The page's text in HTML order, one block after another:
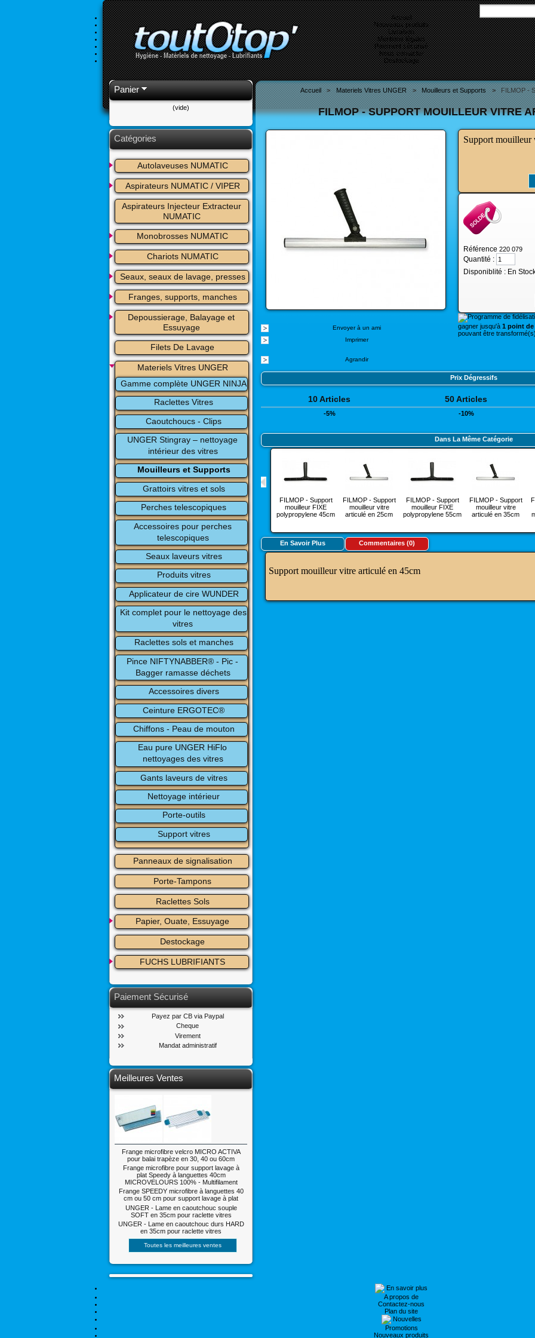
Accueil
Nouveaux produits
Livraison
Mentions légales
Paiement sécurisé
Nous contacter
Destockage
Panier
(vide)
Catégories
Autolaveuses NUMATIC
Aspirateurs NUMATIC / VIPER
Aspirateurs Injecteur Extracteur
NUMATIC
Monobrosses NUMATIC
Chariots NUMATIC
Seaux, seaux de lavage, presses
Franges, supports, manches
Depoussierage, Balayage et
Essuyage
Filets De Lavage
Materiels Vitres UNGER
Gamme complète UNGER NINJA
Raclettes Vitres
Caoutchoucs - Clips
UNGER Stingray – nettoyage
intérieur des vitres
Mouilleurs et Supports
Grattoirs vitres et sols
Perches telescopiques
Accessoires pour perches
telescopiques
Seaux laveurs vitres
Produits vitres
Applicateur de cire WUNDER
Kit complet pour le nettoyage des
vitres
Raclettes sols et manches
Pince NIFTYNABBER® - Pic -
Bagger ramasse déchets
Accessoires divers
Ceinture ERGOTEC®
Chiffons - Peau de mouton
Eau pure UNGER HiFlo
nettoyages des vitres
Gants laveurs de vitres
Nettoyage intérieur
Porte-outils
Support vitres
Panneaux de signalisation
Porte-Tampons
Raclettes Sols
Papier, Ouate, Essuyage
Destockage
FUCHS LUBRIFIANTS
Paiement Sécurisé
Payez par CB via Paypal
Cheque
Virement
Mandat administratif
Meilleures Ventes
Frange microfibre velcro MICRO ACTIVA
pour balai trapèze en 30, 40 ou 60cm
Frange microfibre pour support lavage à
plat Speedy à languettes 40cm
MICROVELOURS 100% - Multifilament
Frange SPEEDY microfibre à languettes 40
cm ou 50 cm pour support lavage à plat
UNGER - Lame en caoutchouc souple
SOFT en 35cm pour raclette vitres
UNGER - Lame en caoutchouc durs HARD
en 35cm pour raclette vitres
Toutes les meilleures ventes
Accueil > Materiels Vitres UNGER > Mouilleurs et Supports > FILMOP -
FILMOP - SUPPORT MOUILLEUR VITRE
Envoyer à un ami
Imprimer
Agrandir
Support mouilleur
Référence220 079
Quantité :
Disponiblité : En
gagner jusqu'à 1 point
pouvant être
Prix Dégressifs
10 Articles 50 Articles
-5% -10%
Dans La Même Catégorie
FILMOP - Support
mouilleur FIXE
polypropylene 45cm
FILMOP - Support
mouilleur vitre
articulé en 25cm
FILMOP - Support
mouilleur FIXE
polypropylene 55cm
FILMOP - Support
mouilleur vitre
articulé en 35cm
En Savoir Plus Commentaires (0)
Support mouilleur vitre articulé en 45cm
En savoir plus
A propos de
Contactez-nous
Plan du site
Nouvelles
Promotions
Nouveaux produits